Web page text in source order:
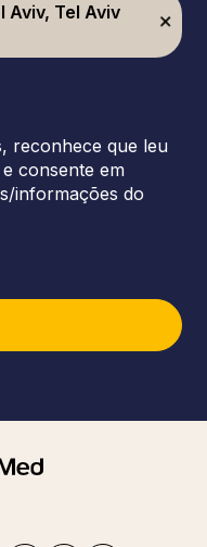
Tel Aviv
reconhece que leu
consente em
informações do